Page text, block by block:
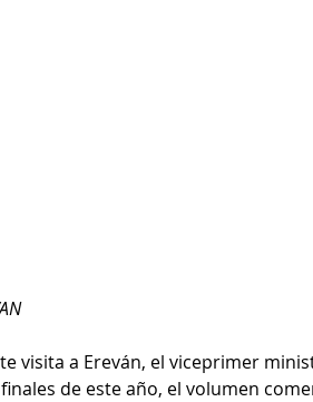
visita a Ereván, el viceprimer
de este año, el volumen